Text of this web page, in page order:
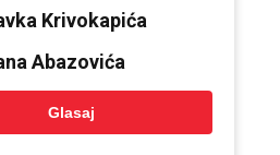
Krivokapića
Abazovića
Glasaj